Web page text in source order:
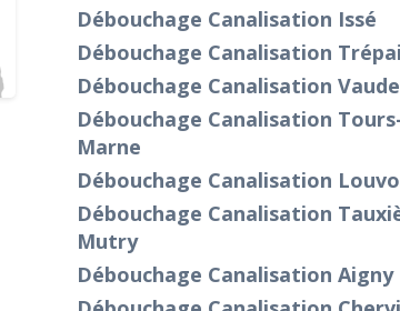
Débouchage Canalisation Issé
Débouchage Canalisation
Débouchage Canalisation
Débouchage Canalisation
Marne
Débouchage Canalisation
Débouchage Canalisation
Mutry
Débouchage Canalisation Aigny